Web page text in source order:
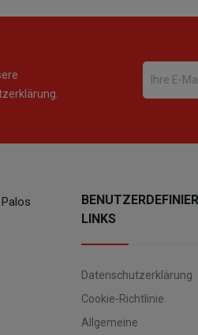
LINKS
Datenschutzerklärung
Cookie-Richtlinie
Allgemeine